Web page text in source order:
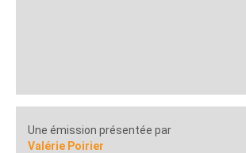
Une émission présentée par
Valérie Poirier